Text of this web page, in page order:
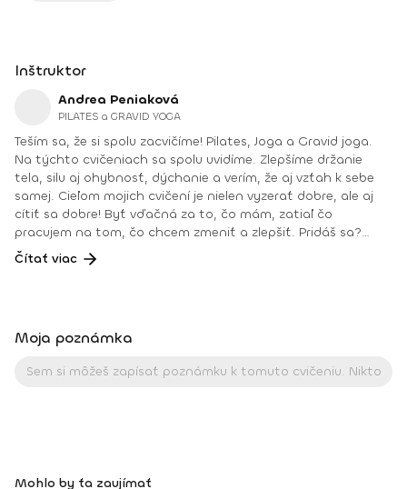
Inštruktor
Andrea Peniaková
PILATES a GRAVID YOGA
Teším sa, že si spolu zacvičíme! Pilates, Joga a Gravid joga.
Na týchto cvičeniach sa spolu uvidíme. Zlepšíme držanie
tela, silu aj ohybnosť, dýchanie a verím, že aj vzťah k sebe
samej. Cieľom mojich cvičení je nielen vyzerať dobre, ale aj
cítiť sa dobre! Byť vďačná za to, čo mám, zatiaľ čo
pracujem na tom, čo chcem zmeniť a zlepšiť. Pridáš sa?
Teším sa na teba na online lekciách vo Fitshakeri, aj vo
Fitshaker podcaste! Taktiež osobne na mojich hodinách v
@andrea_mindfulflow Dosiahnuté vzdelanie: • Špecializačný
IYN certificate – Mindfulness Yoga Instructor (mesačný
Čítať viac
Moja poznámka
Mohlo by ťa zaujímať